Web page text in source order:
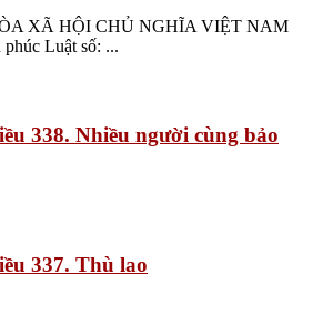
XÃ HỘI CHỦ NGHĨA VIỆT NAM
Luật số: ...
338. Nhiều người cùng bảo
337. Thù lao